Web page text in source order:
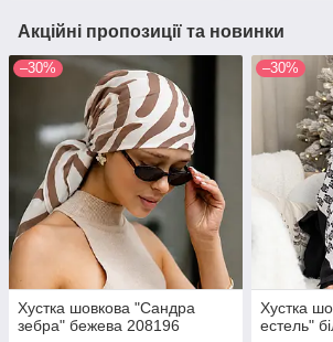
Акційні пропозиції та новинки
–30%
Хустка шовкова "Сандра
зебра" бежева 208196
–30%
Хустка
естель"